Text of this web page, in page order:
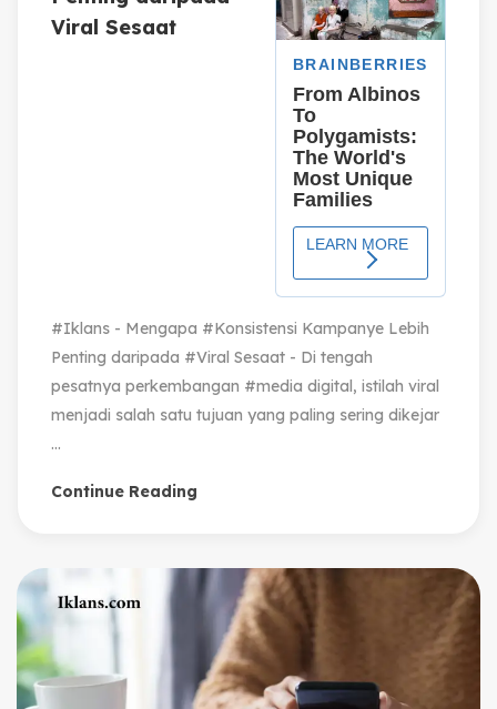
Viral Sesaat
#Iklans - Mengapa #Konsistensi Kampanye Lebih
Penting daripada #Viral Sesaat - Di tengah
pesatnya perkembangan #media digital, istilah viral
menjadi salah satu tujuan yang paling sering dikejar
...
Continue Reading